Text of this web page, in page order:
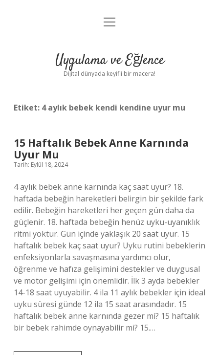
Anasayfa
Yasal Uyarı
menüyü
Uygulama ve Eğlence
Dijital dünyada keyifli bir macera!
Etiket: 4 aylık bebek kendi kendine uyur mu
15 Haftalık Bebek Anne Karnında
Uyur Mu
Tarih: Eylül 18, 2024
4 aylık bebek anne karnında kaç saat uyur? 18.
haftada bebeğin hareketleri belirgin bir şekilde fark
edilir. Bebeğin hareketleri her geçen gün daha da
güçlenir. 18. haftada bebeğin henüz uyku-uyanıklık
ritmi yoktur. Gün içinde yaklaşık 20 saat uyur. 15
haftalık bebek kaç saat uyur? Uyku rutini bebeklerin
enfeksiyonlarla savaşmasına yardımcı olur,
öğrenme ve hafıza gelişimini destekler ve duygusal
ve motor gelişimi için önemlidir. İlk 3 ayda bebekler
14-18 saat uyuyabilir. 4 ila 11 aylık bebekler için ideal
uyku süresi günde 12 ila 15 saat arasındadır. 15
haftalık bebek anne karnında gezer mi? 15 haftalık
bir bebek rahimde oynayabilir mi? 15.…